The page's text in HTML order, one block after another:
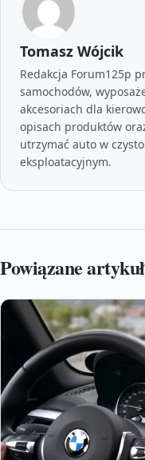
Tomasz Wójcik
Redakcja Forum125p
samochodów,
akcesoriach dla
opisach produktów
utrzymać auto w
eksploatacyjnym.
Powiązane